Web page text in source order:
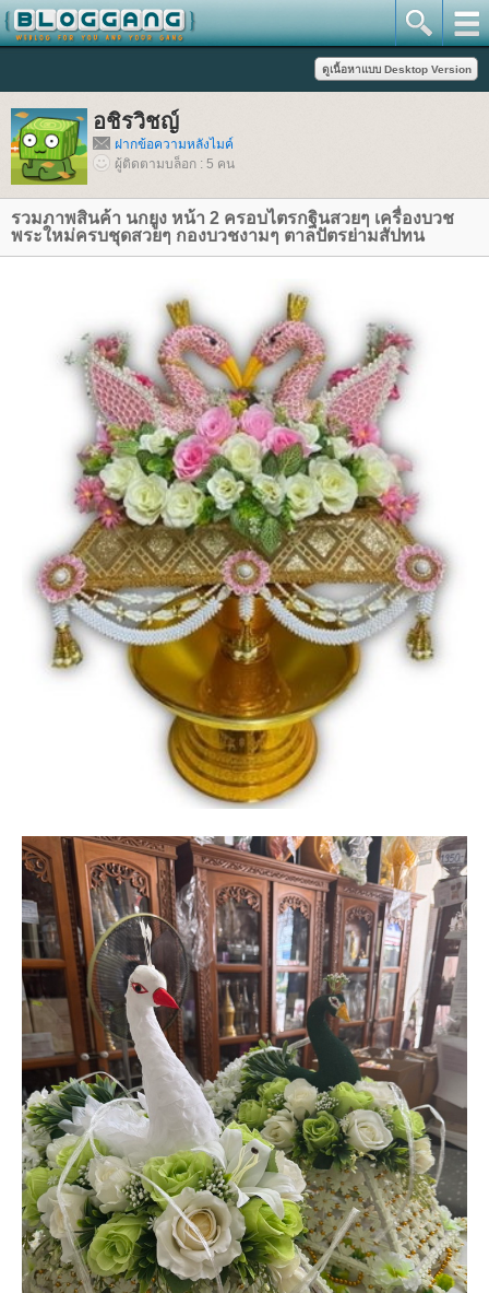
อชิรวิชญ์
ฝากข้อความหลังไมค์
ผู้ติดตามบล็อก : 5 คน
รวมภาพสินค้า นกยูง หน้า 2 ครอบไตรกฐินสวยๆ เครื่องบวช
พระใหม่ครบชุดสวยๆ กองบวชงามๆ ตาลปัตรย่ามสัปทน